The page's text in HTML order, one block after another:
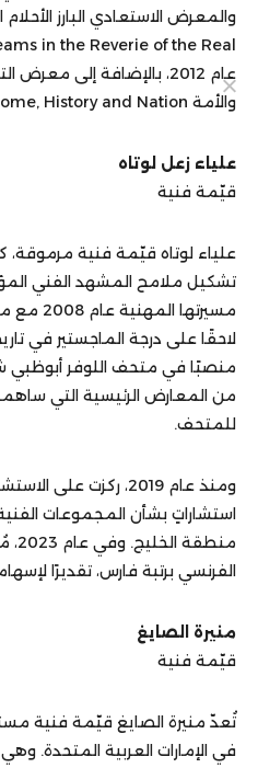
والمعرض الاستعادي البارز
عام 2012، بالإضافة إلى
والأمة Negotiating Home, History and Nation عام 2011.
علياء زعل لوتاه
قيّمة فنية
علياء لوتاه قيّمة فنية مرموقة،
تشكيل ملامح المشهد الفني
منصبًا في متحف اللوفر أبوظبي
من المعارض الرئيسية التي
للمتحف.
ومنذ عام 2019، ركزت
استشاراتٍ بشأن المجموعات
الفرنسي برتبة فارس، تقديرًا
منيرة الصايغ
قيّمة فنية
تُعدّ منيرة الصايغ قيّمة فنية
في الإمارات العربية المتحدة.